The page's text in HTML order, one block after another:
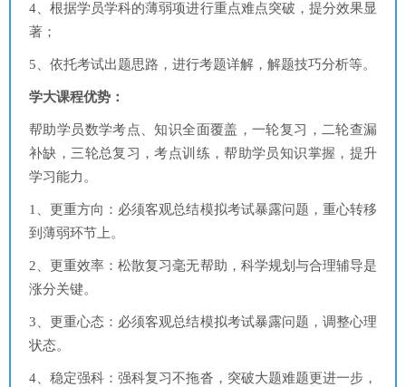
4、根据学员学科的薄弱项进行重点难点突破，提分效果显
著；
5、依托考试出题思路，进行考题详解，解题技巧分析等。
学大课程优势：
帮助学员数学考点、知识全面覆盖，一轮复习，二轮查漏
补缺，三轮总复习，考点训练，帮助学员知识掌握，提升
学习能力。
1、更重方向：必须客观总结模拟考试暴露问题，重心转移
到薄弱环节上。
2、更重效率：松散复习毫无帮助，科学规划与合理辅导是
涨分关键。
3、更重心态：必须客观总结模拟考试暴露问题，调整心理
状态。
4、稳定强科：强科复习不拖沓，突破大题难题更进一步，